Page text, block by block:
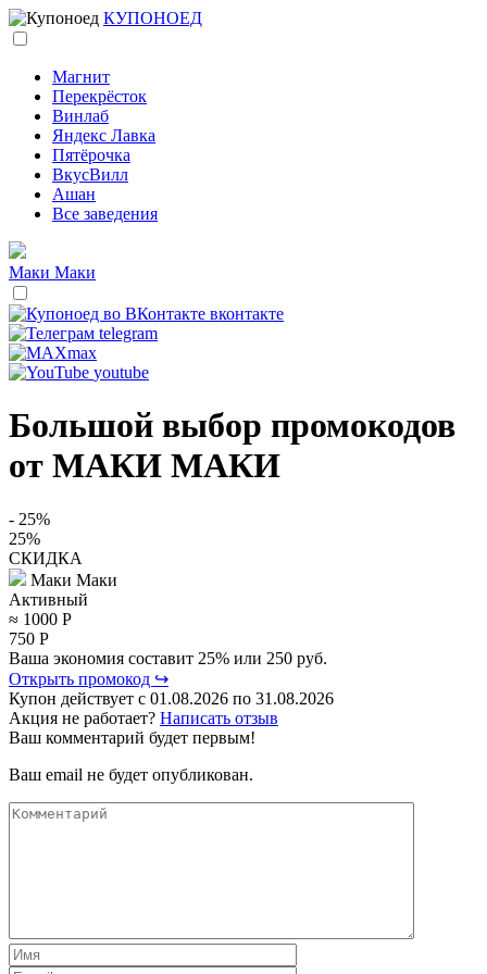
КУПОНОЕД
Магнит
Перекрёсток
Винлаб
Яндекс Лавка
Пятёрочка
ВкусВилл
Ашан
Все заведения
Маки Маки
вконтакте
telegram
max
youtube
Большой выбор промокодов
от МАКИ МАКИ
- 25%
25%
СКИДКА
Маки Маки
Активный
≈ 1000 Р
750 Р
Ваша экономия составит 25% или 250 руб.
Открыть промокод ↪
Купон действует с 01.08.2026 по 31.08.2026
Акция не работает? Написать отзыв
Ваш комментарий будет первым!
Ваш email не будет опубликован.